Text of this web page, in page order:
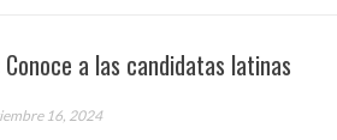
a las candidatas latinas
16, 2024